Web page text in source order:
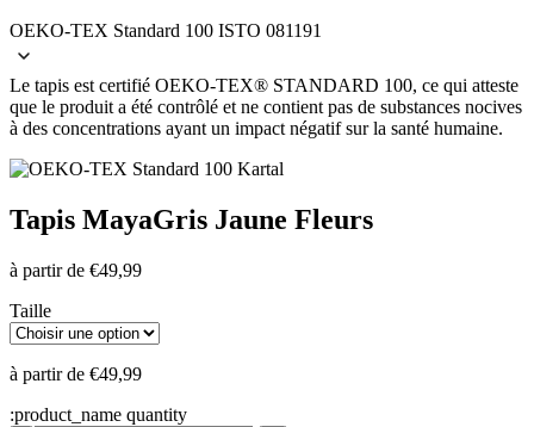
OEKO-TEX Standard 100 ISTO 081191
Le tapis est certifié OEKO-TEX® STANDARD 100, ce qui atteste
que le produit a été contrôlé et ne contient pas de substances nocives
à des concentrations ayant un impact négatif sur la santé humaine.
Tapis MayaGris Jaune Fleurs
à partir de €49,99
Taille
à partir de €49,99
:product_name quantity